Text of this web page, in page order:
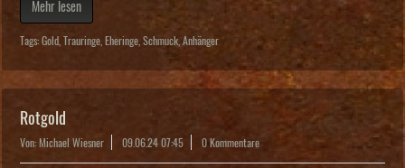
Mehr lesen
Tags: Gold Trauringe Eheringe Schmuck Anhänger
Rotgold
Von: Michael Wiesner 09.06.24 07:45 0 Kommentare